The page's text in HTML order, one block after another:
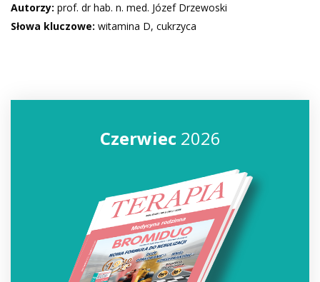
Autorzy: prof. dr hab. n. med. Józef Drzewoski
Słowa kluczowe: witamina D, cukrzyca
Czerwiec2026